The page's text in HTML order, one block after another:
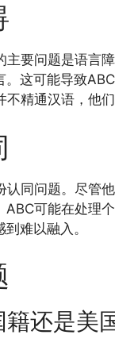
主要问题是语言
这可能导致
不精通汉语，他
认同问题。尽管
ABC可能在处理
难以融入。
还是美